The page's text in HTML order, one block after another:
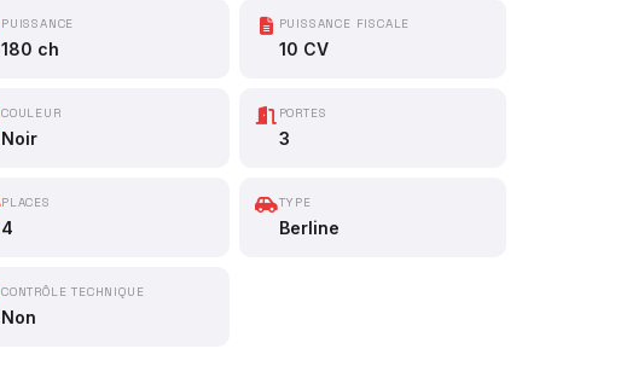
PUISSANCE
180 ch
PUISSANCE FISCALE
10 CV
COULEUR
Noir
PORTES
3
PLACES
4
TYPE
Berline
CONTRÔLE TECHNIQUE
Non